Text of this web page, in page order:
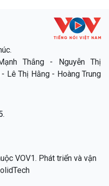
Thắng - Nguyễn Thị
Lê Thị Hằng - Hoàng Trung
VOV1. Phát triển và vận